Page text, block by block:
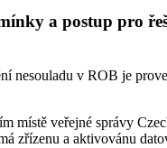
a postup pro
nesouladu v ROB je
místě veřejné správy
zřízenu a aktivovánu